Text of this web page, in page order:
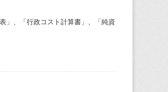
」、「行政コスト計算書」、「純資